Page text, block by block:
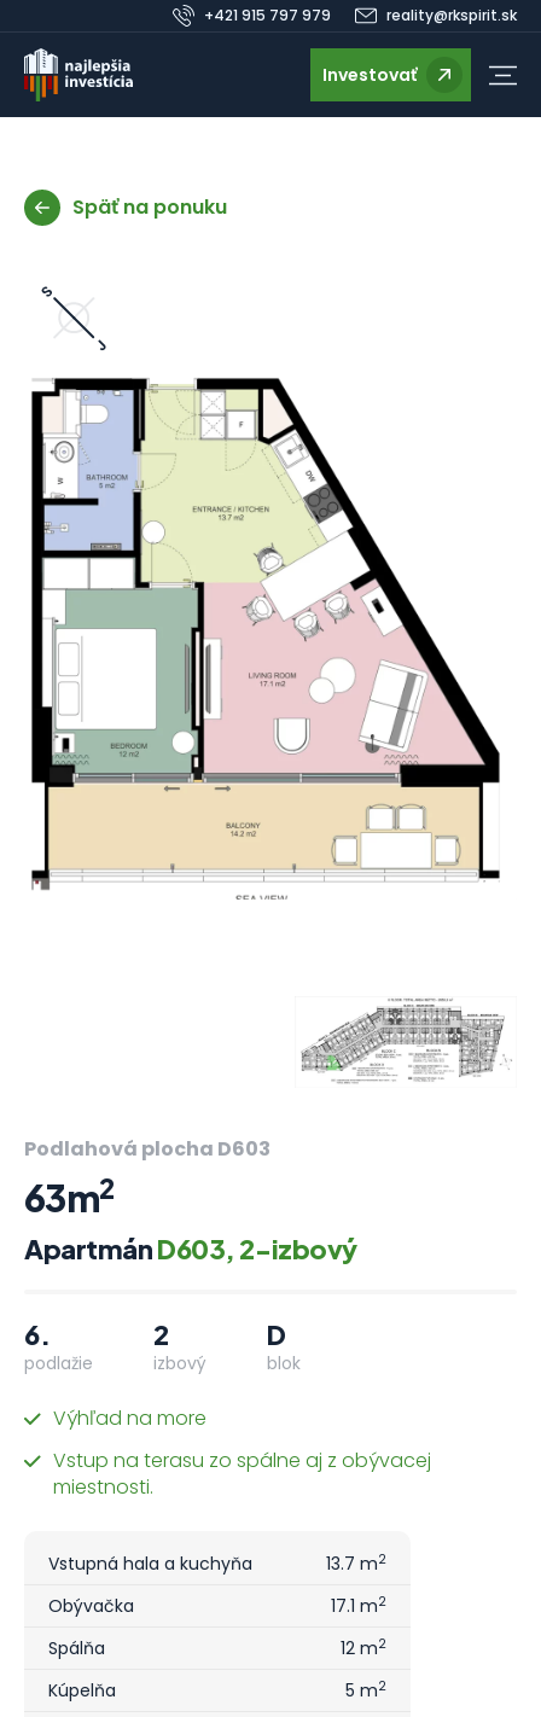
+421 915 797 979 reality@rkspirit.sk
Investovať
Späť na ponuku
Podlahová plocha D603
63m2
ApartmánD603, 2-izbový
6.
podlažie
2
izbový
D
blok
Výhľad na more
Vstup na terasu zo spálne aj z obývacej
miestnosti.
Vstupná hala a kuchyňa 13.7 m2
Obývačka 17.1 m2
Spálňa 12 m2
Kúpelňa 5 m2